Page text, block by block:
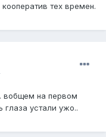
тех времен.
вобщем на первом
глаза устали ужо..